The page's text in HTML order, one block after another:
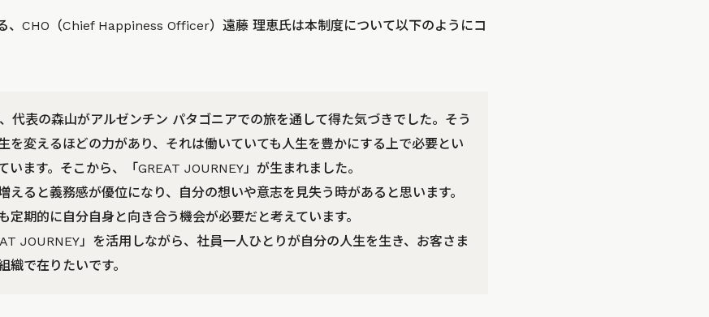
、CHO（Chief Happiness Officer）遠藤 理恵氏は本制度について以下のようにコ
代表の森山がアルゼンチン パタゴニアでの旅を通して得た気づきでした。そう
を変えるほどの力があり、それは働いていても人生を豊かにする上で必要とい
います。そこから、「GREAT JOURNEY」が生まれました。
えると義務感が優位になり、自分の想いや意志を見失う時があると思います。
定期的に自分自身と向き合う機会が必要だと考えています。
JOURNEY」を活用しながら、社員一人ひとりが自分の人生を生き、お客さま
織で在りたいです。